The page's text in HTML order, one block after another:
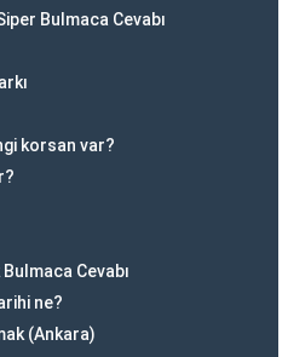
Bulmaca Cevabı
korsan var?
Cevabı
ne?
(Ankara)